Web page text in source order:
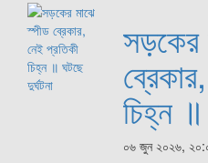
সড়কের
চিহ্ন ॥
০৬ জুন ২০২৬,